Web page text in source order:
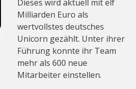
Dieses wird aktuell mit elf
Milliarden Euro als
wertvollstes deutsches
Unicorn gezählt. Unter ihrer
Führung konnte ihr Team
mehr als 600 neue
Mitarbeiter einstellen.